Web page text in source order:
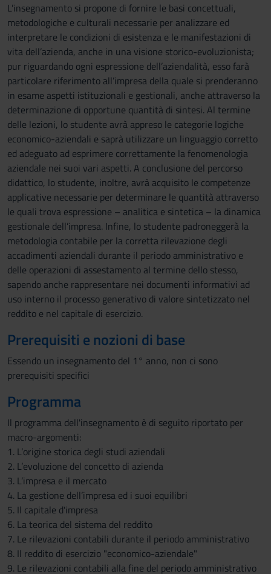
L’insegnamento si propone di fornire le basi concettuali,
metodologiche e culturali necessarie per analizzare ed
interpretare le condizioni di esistenza e le manifestazioni di
vita dell’azienda, anche in una visione storico-evoluzionista;
pur riguardando ogni espressione dell’aziendalità, esso farà
particolare riferimento all’impresa della quale si prenderanno
in esame aspetti istituzionali e gestionali, anche attraverso la
determinazione di opportune quantità di sintesi. Al termine
delle lezioni, lo studente avrà appreso le categorie logiche
economico-aziendali e saprà utilizzare un linguaggio corretto
ed adeguato ad esprimere correttamente la fenomenologia
aziendale nei suoi vari aspetti. A conclusione del percorso
didattico, lo studente, inoltre, avrà acquisito le competenze
applicative necessarie per determinare le quantità attraverso
le quali trova espressione – analitica e sintetica – la dinamica
gestionale dell’impresa. Infine, lo studente padroneggerà la
metodologia contabile per la corretta rilevazione degli
accadimenti aziendali durante il periodo amministrativo e
delle operazioni di assestamento al termine dello stesso,
sapendo anche rappresentare nei documenti informativi ad
uso interno il processo generativo di valore sintetizzato nel
reddito e nel capitale di esercizio.
Prerequisiti e nozioni di base
Essendo un insegnamento del 1° anno, non ci sono
prerequisiti specifici
Programma
Il programma dell'insegnamento è di seguito riportato per
macro-argomenti:
1. L’origine storica degli studi aziendali
2. L’evoluzione del concetto di azienda
3. L’impresa e il mercato
4. La gestione dell’impresa ed i suoi equilibri
5. Il capitale d'impresa
6. La teorica del sistema del reddito
7. Le rilevazioni contabili durante il periodo amministrativo
8. Il reddito di esercizio "economico-aziendale"
9. Le rilevazioni contabili alla fine del periodo amministrativo